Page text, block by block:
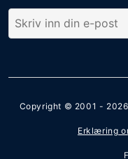
Copyright © 2001 - 2026
Erklæring